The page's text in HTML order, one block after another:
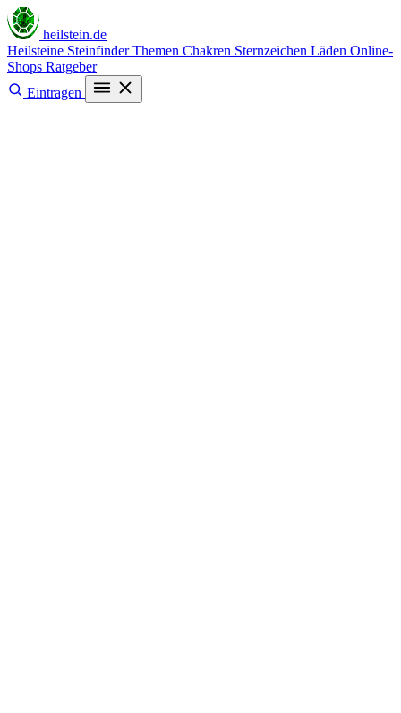
heilstein.de
Heilsteine SteinfinderThemen Chakren Sternzeichen Läden Online-
Shops Ratgeber
Eintragen